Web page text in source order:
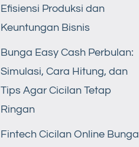
Efisiensi Produksi dan
Keuntungan Bisnis
Bunga Easy Cash Perbulan:
Simulasi, Cara Hitung, dan
Tips Agar Cicilan Tetap
Ringan
Fintech Cicilan Online Bunga